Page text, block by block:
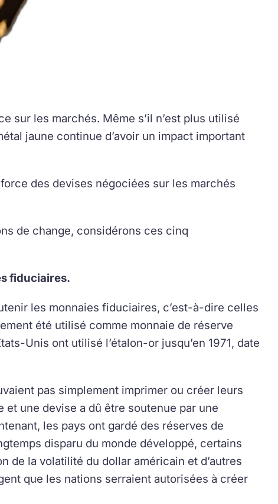
sur les marchés. Même s’il n’est plus utilisé
jaune continue d’avoir un impact important
des devises négociées sur les marchés
de change, considérons ces cinq
fiduciaires.
les monnaies fiduciaires, c’est-à-dire celles
été utilisé comme monnaie de réserve
Unis ont utilisé l’étalon-or jusqu’en 1971, date
pas simplement imprimer ou créer leurs
une devise a dû être soutenue par une
les pays ont gardé des réserves de
disparu du monde développé, certains
de la volatilité du dollar américain et d’autres
que les nations serraient autorisées à créer